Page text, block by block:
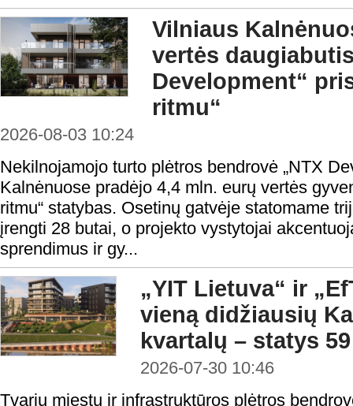
Vilniaus
vertės
Development“
ritmu“
2026-08-03 10:24
Nekilnojamojo turto plėtros bendrovė „NTX
Kalnėnuose pradėjo 4,4 mln. eurų vertės
ritmu“ statybas. Osetinų gatvėje statomame
įrengti 28 butai, o projekto vystytojai
sprendimus ir gy...
„YIT Lietuva“ ir
vieną didžiausių
kvartalų – statys
2026-07-30 10:46
Tvarių miestų ir infrastruktūros plėtros